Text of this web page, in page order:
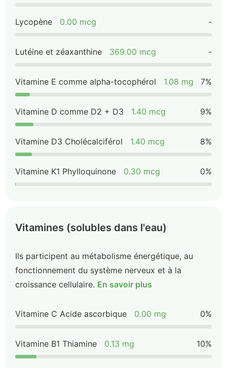
Lycopène 0.00 mcg -
Lutéine et zéaxanthine 369.00 mcg -
Vitamine E comme alpha-tocophérol 1.08 mg 7%
Vitamine D comme D2 + D3 1.40 mcg 9%
Vitamine D3 Cholécalciférol 1.40 mcg 8%
Vitamine K1 Phylloquinone 0.30 mcg 0%
Vitamines (solubles dans l'eau)
Ils participent au métabolisme énergétique, au
fonctionnement du système nerveux et à la
croissance cellulaire. En savoir plus
Vitamine C Acide ascorbique 0.00 mg 0%
Vitamine B1 Thiamine 0.13 mg 10%